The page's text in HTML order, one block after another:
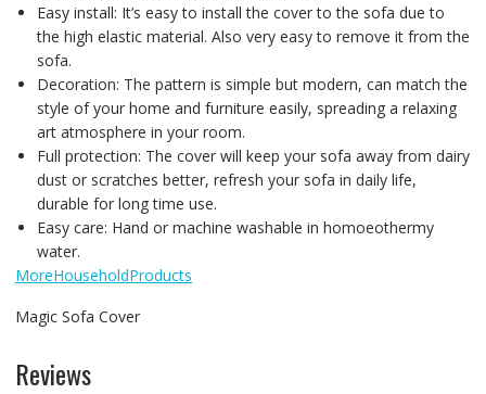
Easy install: It’s easy to install the cover to the sofa due to
the high elastic material. Also very easy to remove it from the
sofa.
Decoration: The pattern is simple but modern, can match the
style of your home and furniture easily, spreading a relaxing
art atmosphere in your room.
Full protection: The cover will keep your sofa away from dairy
dust or scratches better, refresh your sofa in daily life,
durable for long time use.
Easy care: Hand or machine washable in homoeothermy
water.
MoreHouseholdProducts
Magic Sofa Cover
Reviews